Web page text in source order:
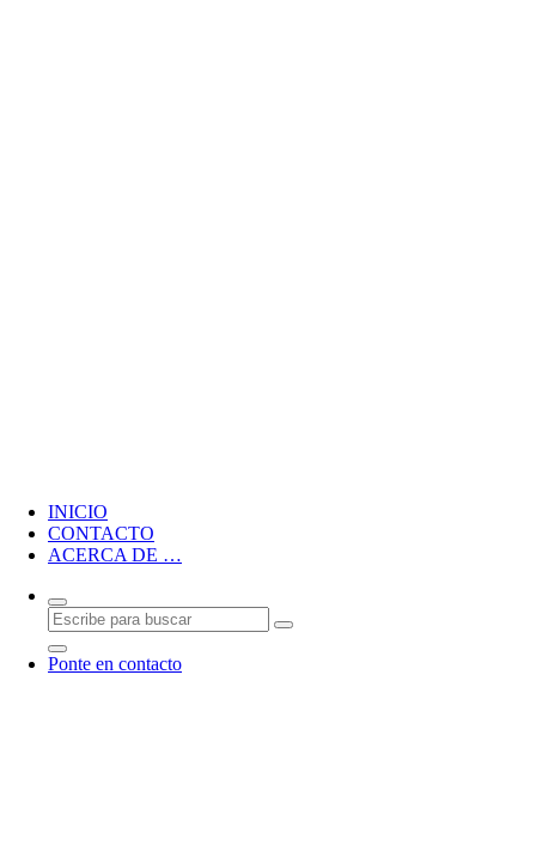
INICIO
CONTACTO
ACERCA DE …
Ponte en contacto